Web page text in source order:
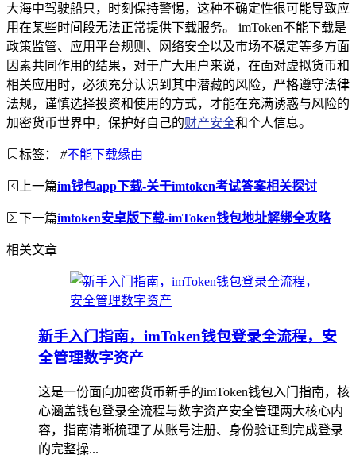
大海中驾驶船只，时刻保持警惕，这种不确定性很可能导致应
用在某些时间段无法正常提供下载服务。 imToken不能下载是
政策监管、应用平台规则、网络安全以及市场不稳定等多方面
因素共同作用的结果，对于广大用户来说，在面对虚拟货币和
相关应用时，必须充分认识到其中潜藏的风险，严格遵守法律
法规，谨慎选择投资和使用的方式，才能在充满诱惑与风险的
加密货币世界中，保护好自己的财产安全和个人信息。
标签： #不能下载缘由
上一篇im钱包app下载-关于imtoken考试答案相关探讨
下一篇imtoken安卓版下载-imToken钱包地址解绑全攻略
相关文章
新手入门指南，imToken钱包登录全流程，安
全管理数字资产
这是一份面向加密货币新手的imToken钱包入门指南，核
心涵盖钱包登录全流程与数字资产安全管理两大核心内
容，指南清晰梳理了从账号注册、身份验证到完成登录
的完整操...